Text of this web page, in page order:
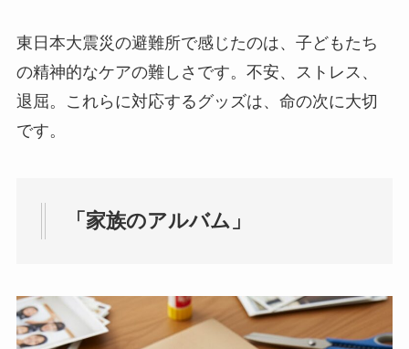
東日本大震災の避難所で感じたのは、子どもたち
の精神的なケアの難しさです。不安、ストレス、
退屈。これらに対応するグッズは、命の次に大切
です。
「家族のアルバム」